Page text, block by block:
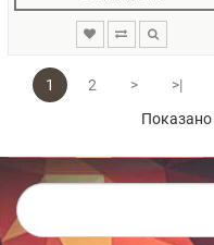
1 2 >
>|
Показано